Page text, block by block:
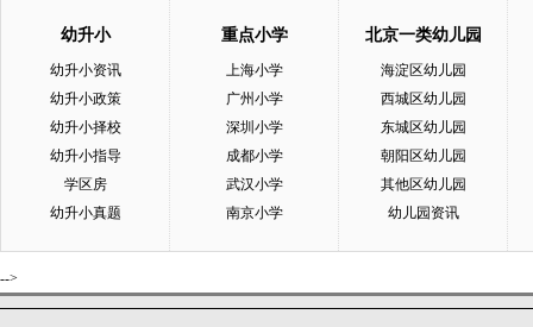
幼升小
幼升小资讯
幼升小政策
幼升小择校
幼升小指导
学区房
幼升小真题
重点小学
上海小学
广州小学
深圳小学
成都小学
武汉小学
南京小学
北京一类幼儿园
海淀区幼儿园
西城区幼儿园
东城区幼儿园
朝阳区幼儿园
其他区幼儿园
幼儿园资讯
-->